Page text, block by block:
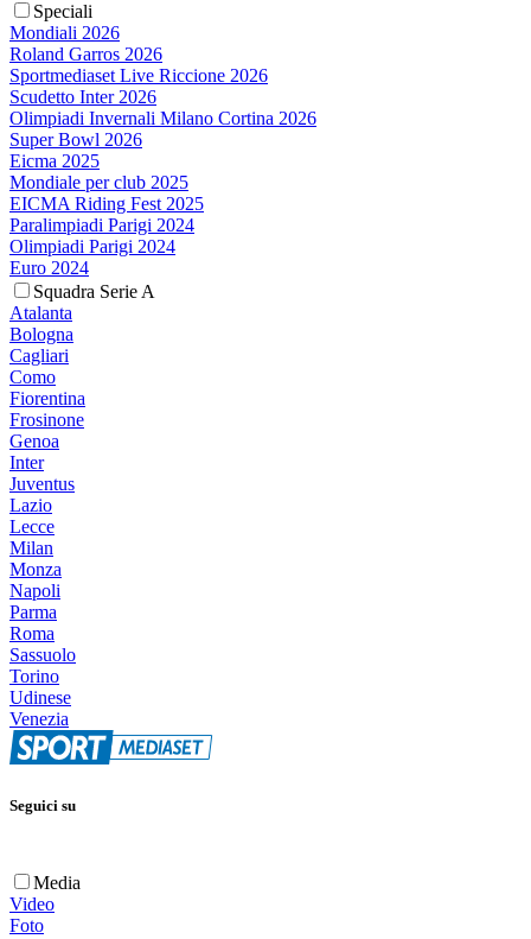
Speciali
Mondiali 2026
Roland Garros 2026
Sportmediaset Live Riccione 2026
Scudetto Inter 2026
Olimpiadi Invernali Milano Cortina 2026
Super Bowl 2026
Eicma 2025
Mondiale per club 2025
EICMA Riding Fest 2025
Paralimpiadi Parigi 2024
Olimpiadi Parigi 2024
Euro 2024
Squadra Serie A
Atalanta
Bologna
Cagliari
Como
Fiorentina
Frosinone
Genoa
Inter
Juventus
Lazio
Lecce
Milan
Monza
Napoli
Parma
Roma
Sassuolo
Torino
Udinese
Venezia
Seguici su
Media
Video
Foto